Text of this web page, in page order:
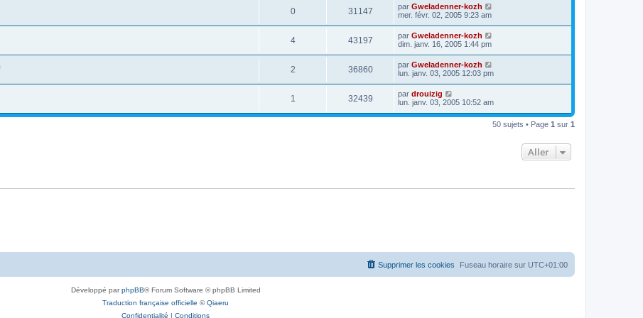
0 31147 par Gweladenner-kozh
mer. févr. 02, 2005 9:23 am
4 43197 par Gweladenner-kozh
dim. janv. 16, 2005 1:44 pm
2 36860 par Gweladenner-kozh
lun. janv. 03, 2005 12:03 pm
1 32439 par drouizig
lun. janv. 03, 2005 10:52 am
50 sujets • Page 1 sur 1
Aller
Fuseau horaire sur UTC+01:00
Supprimer les cookies
Développé parphpBB® Forum Software © phpBB Limited
Traduction française officielle ©Qiaeru
Confidentialité | Conditions